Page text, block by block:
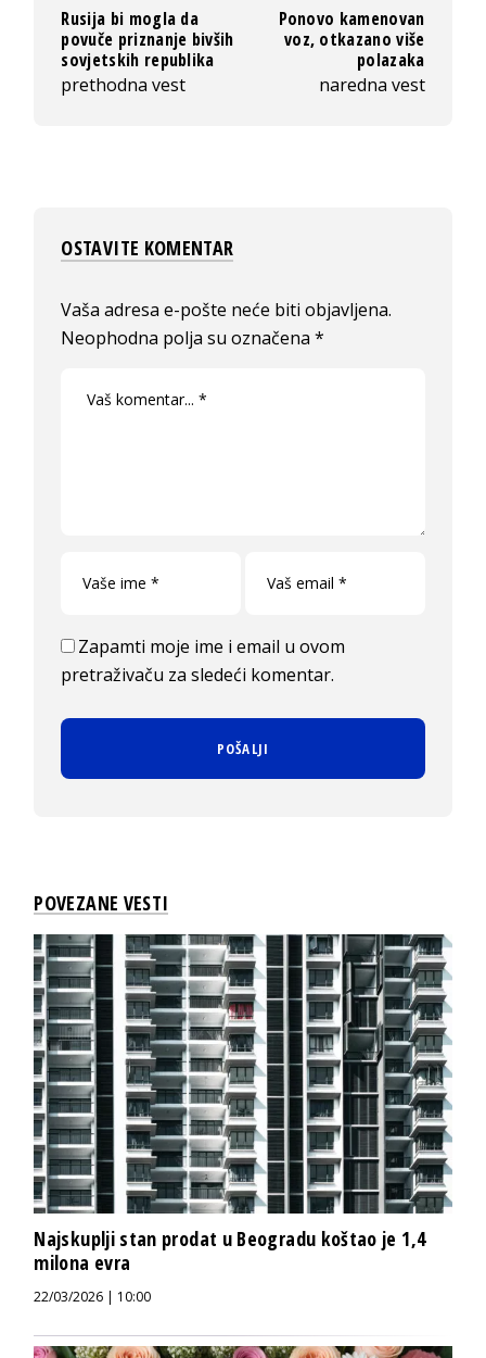
Rusija bi mogla da
povuče priznanje bivših
sovjetskih republika
prethodna vest
Ponovo kamenovan
voz, otkazano više
polazaka
naredna vest
OSTAVITE KOMENTAR
Vaša adresa e-pošte neće biti objavljena.
Neophodna polja su označena*
Zapamti moje ime i email u ovom
pretraživaču za sledeći komentar.
POVEZANE VESTI
Najskuplji stan prodat u Beogradu koštao je 1,4
milona evra
22/03/2026 | 10:00